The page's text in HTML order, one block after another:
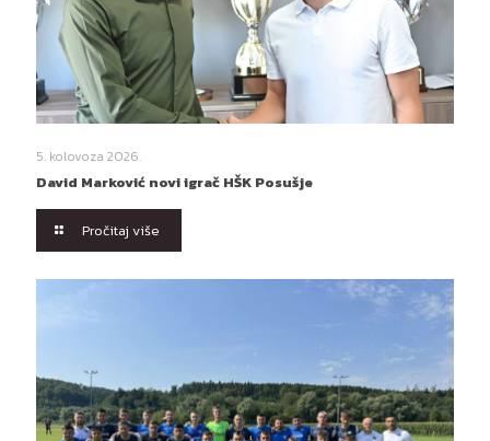
5. kolovoza 2026.
David Marković novi igrač HŠK Posušje
Pročitaj više